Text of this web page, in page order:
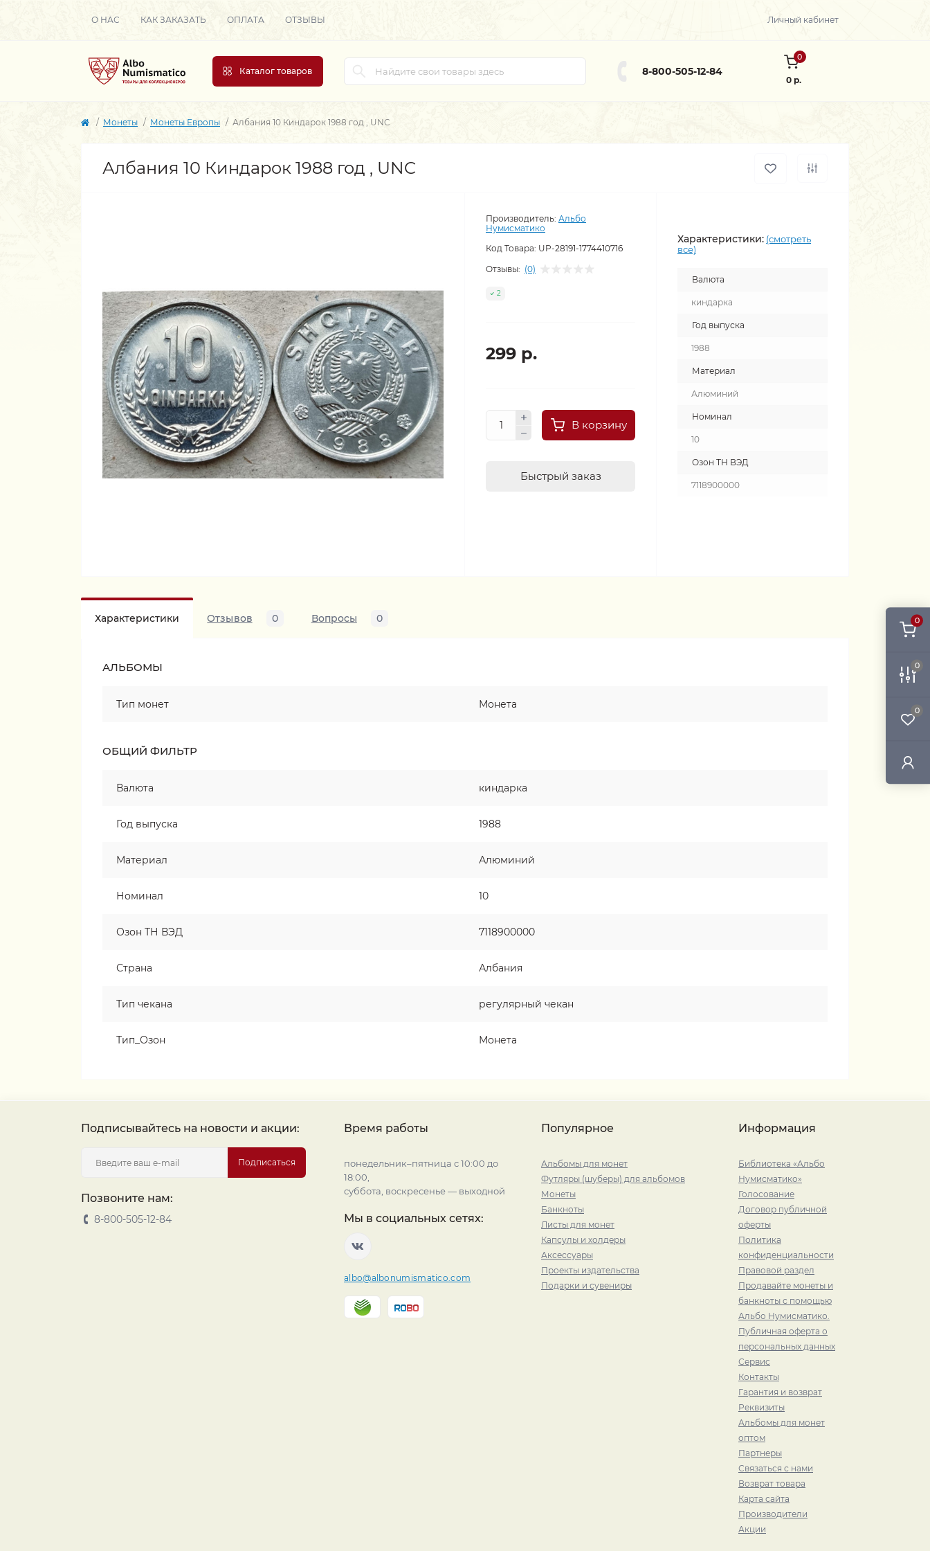
0
0
0
О НАС КАК ЗАКАЗАТЬ ОПЛАТА ОТЗЫВЫ Личный кабинет
Каталог товаров 8-800-505-12-84
0
0 р.
Монеты Монеты Европы Албания 10 Киндарок 1988 год , UNC
Албания 10 Киндарок 1988 год , UNC
Производитель: Альбо
Нумисматико
Код Товара: UP-28191-1774410716
Отзывы: (0)
2
299 р.
В корзину
Быстрый заказ
Характеристики: (смотреть
все)
Валюта
киндарка
Год выпуска
1988
Материал
Алюминий
Номинал
10
Озон ТН ВЭД
7118900000
Характеристики Отзывов 0 Вопросы 0
АЛЬБОМЫ
Тип монет Монета
ОБЩИЙ ФИЛЬТР
Валюта киндарка
Год выпуска 1988
Материал Алюминий
Номинал 10
Озон ТН ВЭД 7118900000
Страна Албания
Тип чекана регулярный чекан
Тип_Озон Монета
Подписывайтесь на новости и акции:
Подписаться
Позвоните нам:
8-800-505-12-84
Время работы
понедельник–пятница с 10:00 до
18:00,
суббота, воскресенье — выходной
Мы в социальных сетях:
albo@albonumismatico.com
Популярное
Альбомы для монет
Футляры (шуберы) для альбомов
Монеты
Банкноты
Листы для монет
Капсулы и холдеры
Аксессуары
Проекты издательства
Подарки и сувениры
Информация
Библиотека «Альбо
Нумисматико»
Голосование
Договор публичной
оферты
Политика
конфиденциальности
Правовой раздел
Продавайте монеты и
банкноты с помощью
Альбо Нумисматико.
Публичная оферта о
персональных данных
Сервис
Контакты
Гарантия и возврат
Реквизиты
Альбомы для монет
оптом
Партнеры
Связаться с нами
Возврат товара
Карта сайта
Производители
Акции